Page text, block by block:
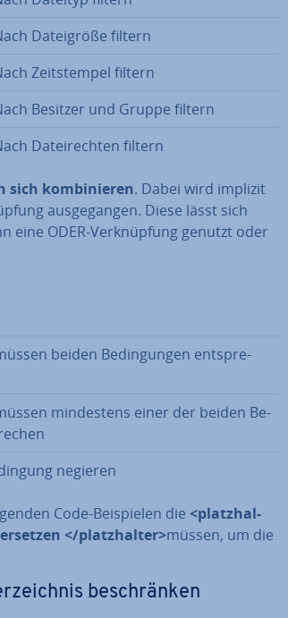
Da­tei­grö­ße filtern
Zeit­stem­pel filtern
Besitzer und Gruppe filtern
Da­tei­rech­ten filtern
sich kom­bi­nie­ren. Dabei wird implizit
aus­ge­gan­gen. Diese lässt sich
eine ODER-Ver­knüp­fung genutzt oder
beiden Be­din­gun­gen ent­spre­
min­des­tens einer der beiden Be­
negieren
Code-Bei­spie­len die <platz­hal­
</platz­hal­ter>müssen, um die
be­schrän­ken